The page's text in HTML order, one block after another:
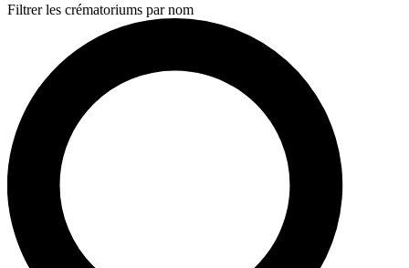
Filtrer les crématoriums par nom